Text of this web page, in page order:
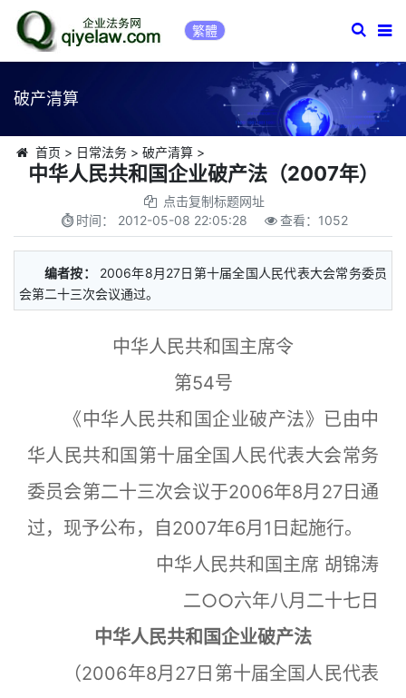
繁體
破产清算
首页 > 日常法务> 破产清算>
中华人民共和国企业破产法（2007年）
点击复制标题网址
时间： 2012-05-08 22:05:28 查看： 1052
编者按：
2006年8月27日第十届全国人民代表大会常务委员
会第二十三次会议通过。
中华人民共和国主席令
第54号
《中华人民共和国企业破产法》已由中
华人民共和国第十届全国人民代表大会常务
委员会第二十三次会议于2006年8月27日通
过，现予公布，自2007年6月1日起施行。
中华人民共和国主席 胡锦涛
二○○六年八月二十七日
中华人民共和国企业破产法
（2006年8月27日第十届全国人民代表